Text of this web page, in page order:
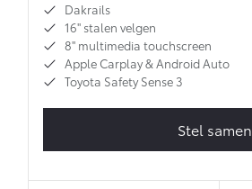
Dakrails
16'' stalen velgen
8'' multimedia touchscreen
Apple Carplay & Android Auto
Toyota Safety Sense 3
Stel samen